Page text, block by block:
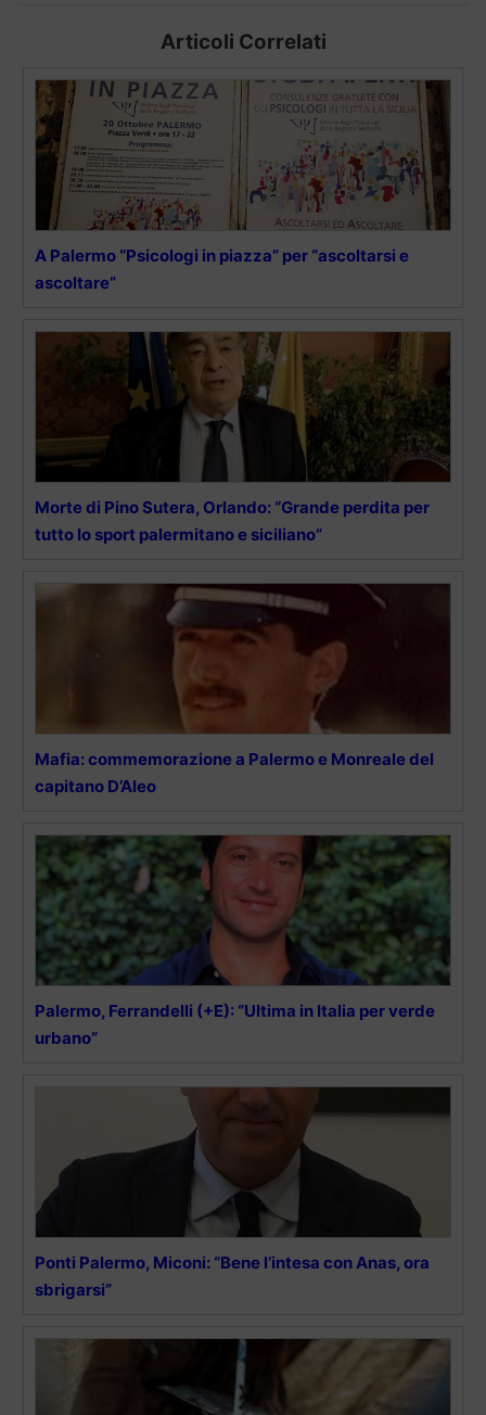
Articoli Correlati
A Palermo “Psicologi in piazza” per “ascoltarsi e
ascoltare”
Morte di Pino Sutera, Orlando: “Grande perdita per
tutto lo sport palermitano e siciliano”
Mafia: commemorazione a Palermo e Monreale del
capitano D’Aleo
Palermo, Ferrandelli (+E): “Ultima in Italia per verde
urbano”
Ponti Palermo, Miconi: “Bene l’intesa con Anas, ora
sbrigarsi”